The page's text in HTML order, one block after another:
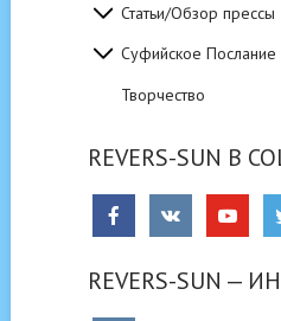
Статьи/Обзор прессы
Суфийское
Творчество
REVERS-SUN В
REVERS-SUN —